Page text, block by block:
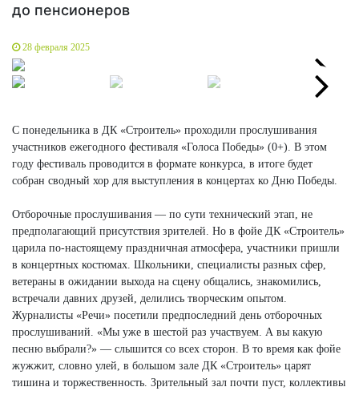
до пенсионеров
28 февраля 2025
Next
С понедельника в ДК «Строитель» проходили прослушивания
участников ежегодного фестиваля «Голоса Победы» (0+). В этом
году фестиваль проводится в формате конкурса, в итоге будет
собран сводный хор для выступления в концертах ко Дню Победы.
Отборочные прослушивания — по сути технический этап, не
предполагающий присутствия зрителей. Но в фойе ДК «Строитель»
царила по-настоящему праздничная атмосфера, участники пришли
в концертных костюмах. Школьники, специалисты разных сфер,
ветераны в ожидании выхода на сцену общались, знакомились,
встречали давних друзей, делились творческим опытом.
Журналисты «Речи» посетили предпоследний день отборочных
прослушиваний. «Мы уже в шестой раз участвуем. А вы какую
песню выбрали?» — слышится со всех сторон. В то время как фойе
жужжит, словно улей, в большом зале ДК «Строитель» царят
тишина и торжественность. Зрительный зал почти пуст, коллективы